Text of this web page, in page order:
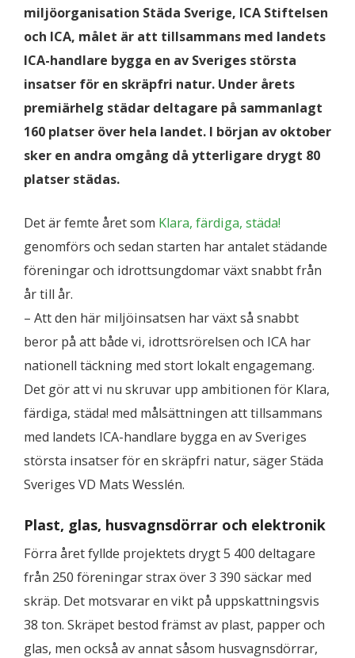
miljöorganisation Städa Sverige, ICA Stiftelsen
och ICA, målet är att tillsammans med landets
ICA-handlare bygga en av Sveriges största
insatser för en skräpfri natur. Under årets
premiärhelg städar deltagare på sammanlagt
160 platser över hela landet. I början av oktober
sker en andra omgång då ytterligare drygt 80
platser städas.
Det är femte året som Klara, färdiga, städa!
genomförs och sedan starten har antalet städande
föreningar och idrottsungdomar växt snabbt från
år till år.
– Att den här miljöinsatsen har växt så snabbt
beror på att både vi, idrottsrörelsen och ICA har
nationell täckning med stort lokalt engagemang.
Det gör att vi nu skruvar upp ambitionen för Klara,
färdiga, städa! med målsättningen att tillsammans
med landets ICA-handlare bygga en av Sveriges
största insatser för en skräpfri natur, säger Städa
Sveriges VD Mats Wesslén.
Plast, glas, husvagnsdörrar och elektronik
Förra året fyllde projektets drygt 5 400 deltagare
från 250 föreningar strax över 3 390 säckar med
skräp. Det motsvarar en vikt på uppskattningsvis
38 ton. Skräpet bestod främst av plast, papper och
glas, men också av annat såsom husvagnsdörrar,